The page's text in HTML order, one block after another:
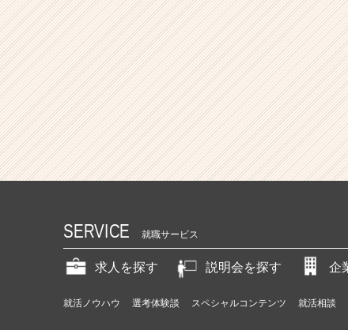
SERVICE 就職サービス
求人を探す 説明会を探す 企
就活ノウハウ 選考体験談 スペシャルコンテンツ 就活相談